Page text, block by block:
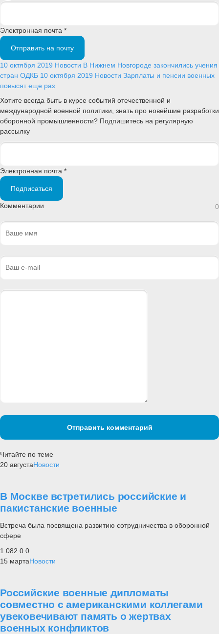
Электронная почта *
Отправить на почту
10 октября 2019 Новости В Нижнем Новгороде закончились учения
стран ОДКБ 10 октября 2019 Новости Зарплаты и пенсии военных
повысят еще раз
Хотите всегда быть в курсе событий отечественной и
международной военной политики, знать про новейшие разработки
оборонной промышленности? Подпишитесь на регулярную
рассылку
Электронная почта *
Подписаться
Комментарии 0
Отправить комментарий
Читайте по теме
20 августаНовости
В Москве встретились российские и
пакистанские военные
Встреча была посвящена развитию сотрудничества в оборонной
сфере
1 082 0 0
15 мартаНовости
Российские военные дипломаты
совместно с американскими коллегами
увековечивают память о жертвах
военных конфликтов